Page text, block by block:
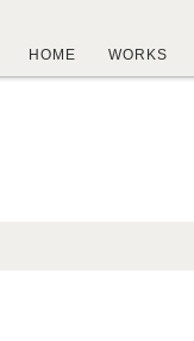
HOME WORKS